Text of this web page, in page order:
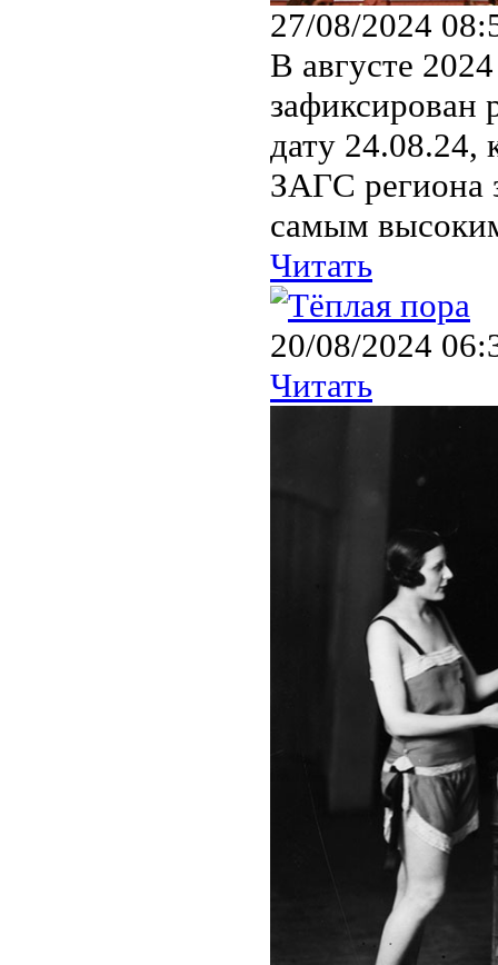
27/08/2024
В августе
зафиксирован
дату 24.08.24,
ЗАГС региона
самым
Читать
20/08/2024
Читать